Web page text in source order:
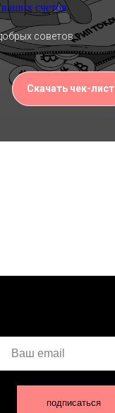
счетов
советов
Скачать чек-лист
подписаться